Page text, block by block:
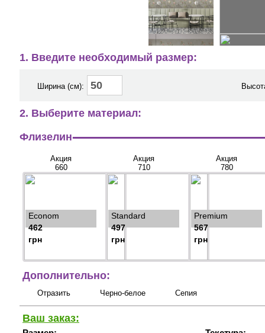
1. Введите необходимый размер:
Ширина (см):
2. Выберите материал:
Флизелин
Акция
660
Econom
462
грн
Акция
710
Standard
497
грн
Акция
780
Premium
567
грн
Дополнительно:
Отразить Черно-белое Сепия
Ваш заказ: